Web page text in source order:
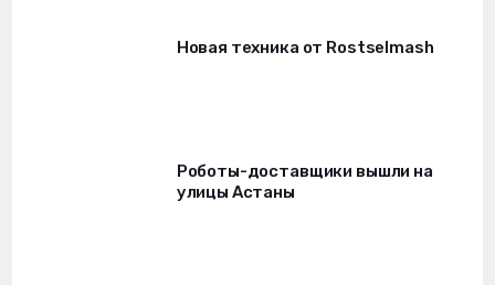
Новая техника от Rostselmash
Роботы-доставщики вышли на
улицы Астаны